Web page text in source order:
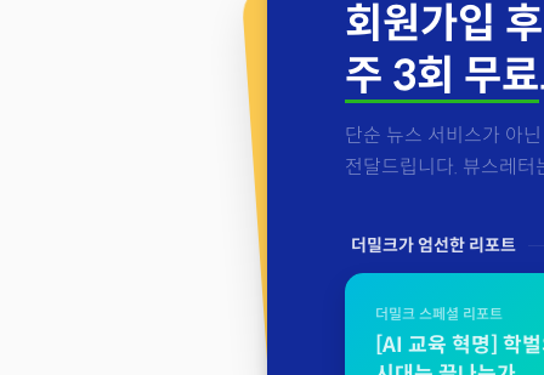
회원가입
주 3회 무료
단순 뉴스 서비스가 아
전달드립니다. 뷰스레터
더밀크가 엄선한 리포트
더밀크 스페셜 리포트
[AI 교육 혁명] 학